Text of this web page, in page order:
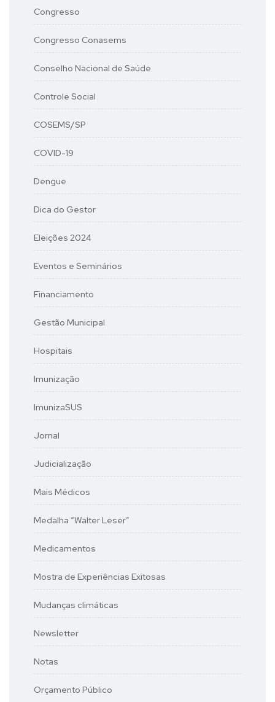
Congresso
Congresso Conasems
Conselho Nacional de Saúde
Controle Social
COSEMS/SP
COVID-19
Dengue
Dica do Gestor
Eleições 2024
Eventos e Seminários
Financiamento
Gestão Municipal
Hospitais
Imunização
ImunizaSUS
Jornal
Judicialização
Mais Médicos
Medalha “Walter Leser”
Medicamentos
Mostra de Experiências Exitosas
Mudanças climáticas
Newsletter
Notas
Orçamento Público